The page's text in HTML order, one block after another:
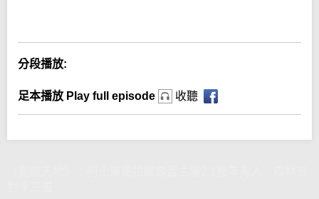
分段播放:
足本播放 Play full episode 收聽